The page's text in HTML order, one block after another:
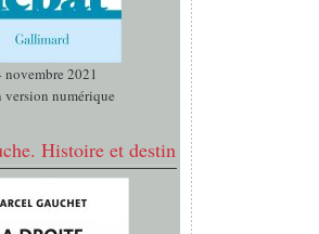
2021
numérique
Histoire et destin